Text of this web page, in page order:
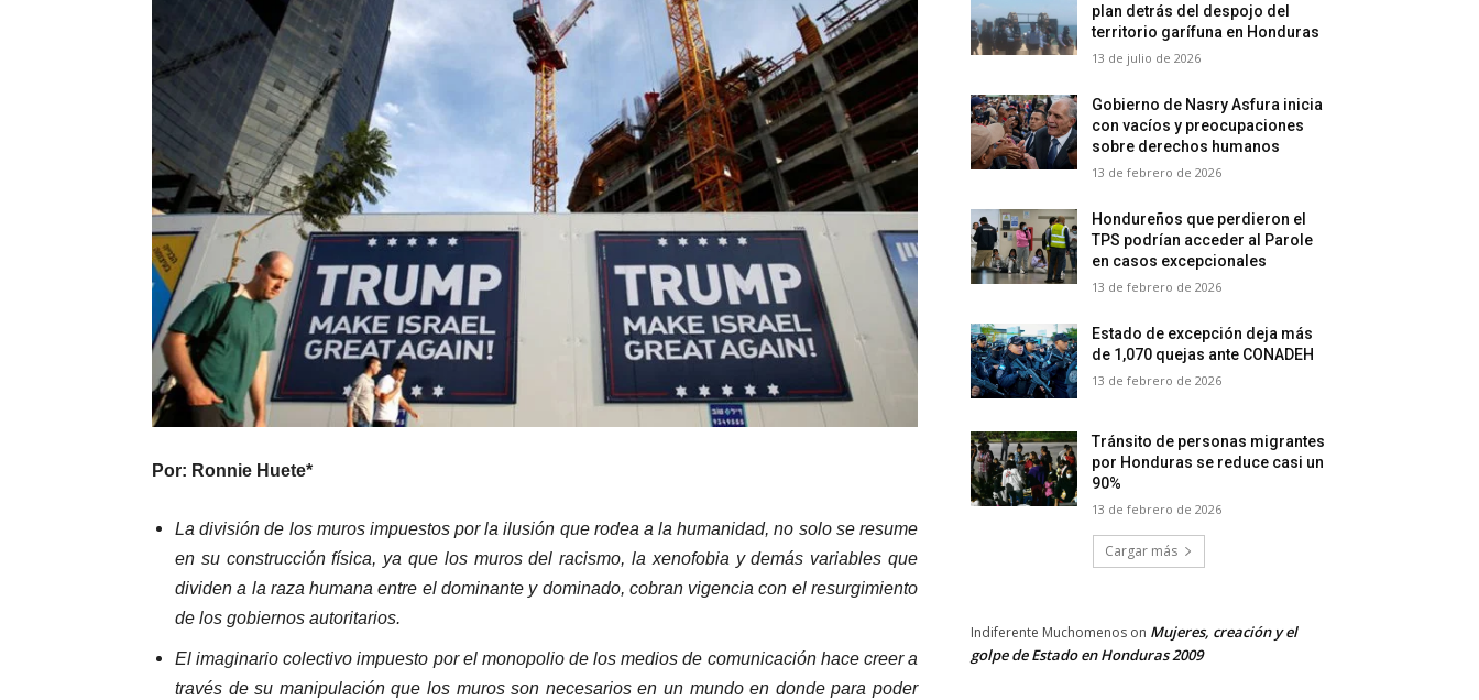
Por: Ronnie Huete*
La división de los muros impuestos por la ilusión que rodea a la humanidad, no solo se resume
en su construcción física, ya que los muros del racismo, la xenofobia y demás variables que
dividen a la raza humana entre el dominante y dominado, cobran vigencia con el resurgimiento
de los gobiernos autoritarios.
El imaginario colectivo impuesto por el monopolio de los medios de comunicación hace creer a
través de su manipulación que los muros son necesarios en un mundo en donde para poder
plan detrás del despojo del
territorio garífuna en Honduras
13 de julio de 2026
Gobierno de Nasry Asfura inicia
con vacíos y preocupaciones
sobre derechos humanos
13 de febrero de 2026
Hondureños que perdieron el
TPS podrían acceder al Parole
en casos excepcionales
13 de febrero de 2026
Estado de excepción deja más
de 1,070 quejas ante CONADEH
13 de febrero de 2026
Tránsito de personas migrantes
por Honduras se reduce casi un
90%
13 de febrero de 2026
Cargar más
Indiferente Muchomenos on Mujeres, creación y el
golpe de Estado en Honduras 2009